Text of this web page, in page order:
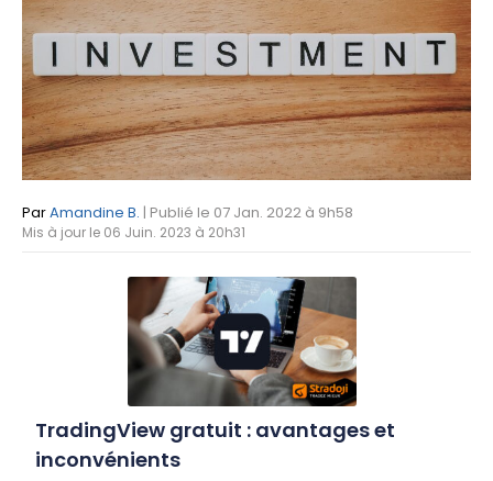
ParAmandine B. | Publié le 07 Jan. 2022 à 9h58
Mis à jour le 06 Juin. 2023 à 20h31
TradingView gratuit : avantages et
inconvénients